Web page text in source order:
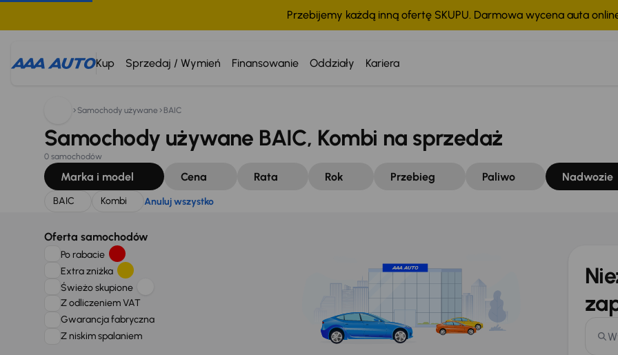
Przebijemy każdą inną ofertę SKUPU. Darmowa wycena auta
Kup Sprzedaj / Wymień Finansowanie Oddziały Kariera
Szukam: Anuluj wszystko
Samochody używane BAIC
Samochody używane BAIC, Kombi na sprzedaż
0 samochodów
Marka i model Cena Rata Rok Przebieg Paliwo Nadwozie
BAIC Kombi Anuluj wszystko
Oferta samochodów
Po rabacie
Extra zniżka
Świeżo skupione
Z odliczeniem VAT
Gwarancja fabryczna
Z niskim spalaniem